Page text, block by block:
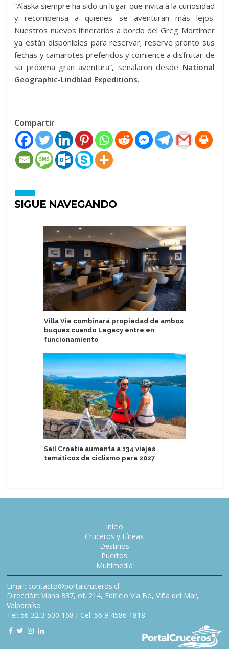
“Alaska siempre ha sido un lugar que invita a la curiosidad
y recompensa a quienes se aventuran más lejos.
Nuestros nuevos itinerarios a bordo del Greg Mortimer
ya están disponibles para reservar; reserve pronto sus
fechas y camarotes preferidos y comience a disfrutar de
su próxima gran aventura”, señalaron desde National
Geographic-Lindblad Expeditions.
Compartir
SIGUE NAVEGANDO
Villa Vie combinará propiedad de ambos
buques cuando Legacy entre en
funcionamiento
Sail Croatia aumenta a 134 viajes
temáticos de ciclismo para 2027
Inicio
Cruceros y Líneas
Destinos
Puertos
Multimedia
Email: contacto@portalcruceros.cl
Dirección: Viana 837, of. 214, Edificio Vía Bo, Viña del Mar,
Valparaíso
Tel: 56 32 3 500 168 / Cel: 56 9 4586 1818